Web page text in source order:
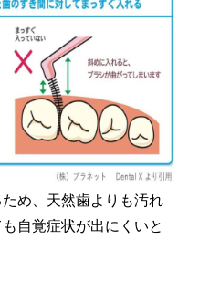
め、天然歯よりも汚れ
自覚症状が出にくいと